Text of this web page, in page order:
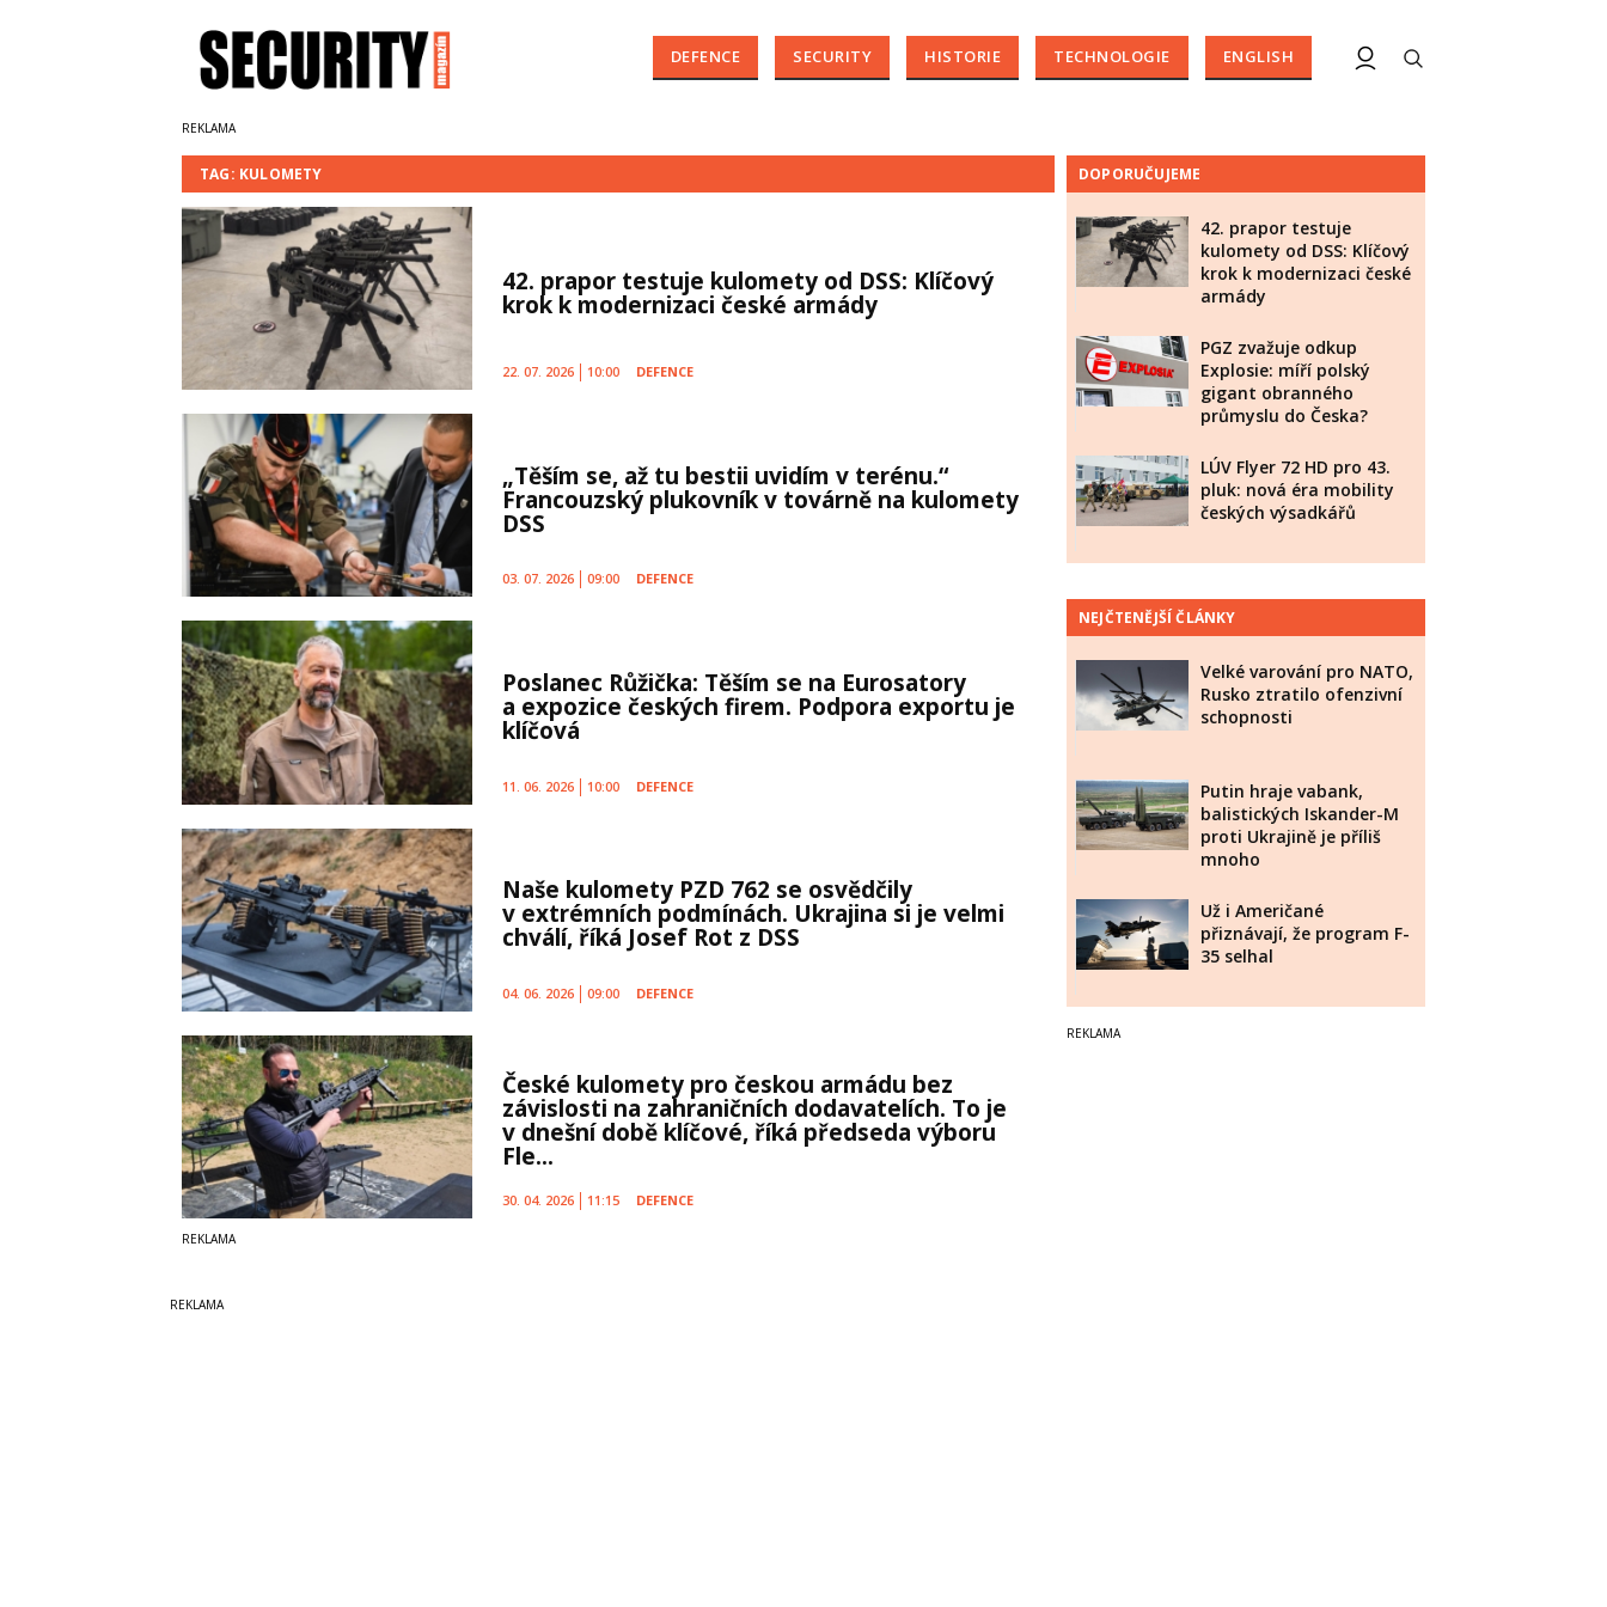
DEFENCE SECURITY HISTORIE TECHNOLOGIE ENGLISH
TAG: KULOMETY
42. prapor testuje kulomety od DSS: Klíčový
krok k modernizaci české armády
22. 07. 2026 10:00 DEFENCE
„Těším se, až tu bestii uvidím v terénu.“
Francouzský plukovník v továrně na kulomety
DSS
03. 07. 2026 09:00 DEFENCE
Poslanec Růžička: Těším se na Eurosatory
a expozice českých firem. Podpora exportu je
klíčová
11. 06. 2026 10:00 DEFENCE
Naše kulomety PZD 762 se osvědčily
v extrémních podmínách. Ukrajina si je velmi
chválí, říká Josef Rot z DSS
04. 06. 2026 09:00 DEFENCE
České kulomety pro českou armádu bez
závislosti na zahraničních dodavatelích. To je
v dnešní době klíčové, říká předseda výboru
Fle...
30. 04. 2026 11:15 DEFENCE
DOPORUČUJEME
42. prapor testuje
kulomety od DSS: Klíčový
krok k modernizaci české
armády
PGZ zvažuje odkup
Explosie: míří polský
gigant obranného
průmyslu do Česka?
LÚV Flyer 72 HD pro 43.
pluk: nová éra mobility
českých výsadkářů
NEJČTENĚJŠÍ ČLÁNKY
Velké varování pro NATO,
Rusko ztratilo ofenzivní
schopnosti
Putin hraje vabank,
balistických Iskander-M
proti Ukrajině je příliš
mnoho
Už i Američané
přiznávají, že program F-
35 selhal